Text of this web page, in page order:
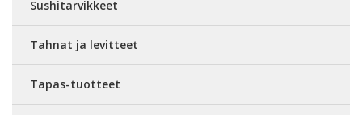
Sushitarvikkeet
Tahnat ja levitteet
Tapas-tuotteet